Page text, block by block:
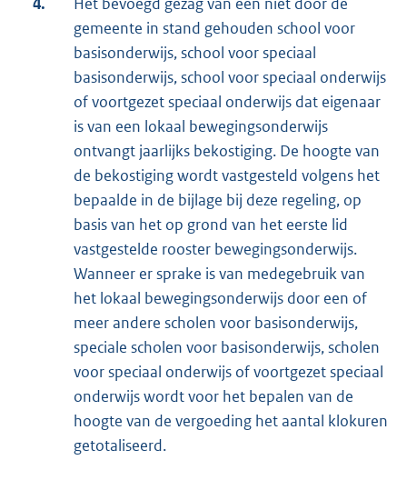
gemeente in stand gehouden school voor
basisonderwijs, school voor speciaal
basisonderwijs, school voor speciaal onderwijs
of voortgezet speciaal onderwijs dat eigenaar
is van een lokaal bewegingsonderwijs
ontvangt jaarlijks bekostiging. De hoogte van
de bekostiging wordt vastgesteld volgens het
bepaalde in de bijlage bij deze regeling, op
basis van het op grond van het eerste lid
vastgestelde rooster bewegingsonderwijs.
Wanneer er sprake is van medegebruik van
het lokaal bewegingsonderwijs door een of
meer andere scholen voor basisonderwijs,
speciale scholen voor basisonderwijs, scholen
voor speciaal onderwijs of voortgezet speciaal
onderwijs wordt voor het bepalen van de
hoogte van de vergoeding het aantal klokuren
getotaliseerd.